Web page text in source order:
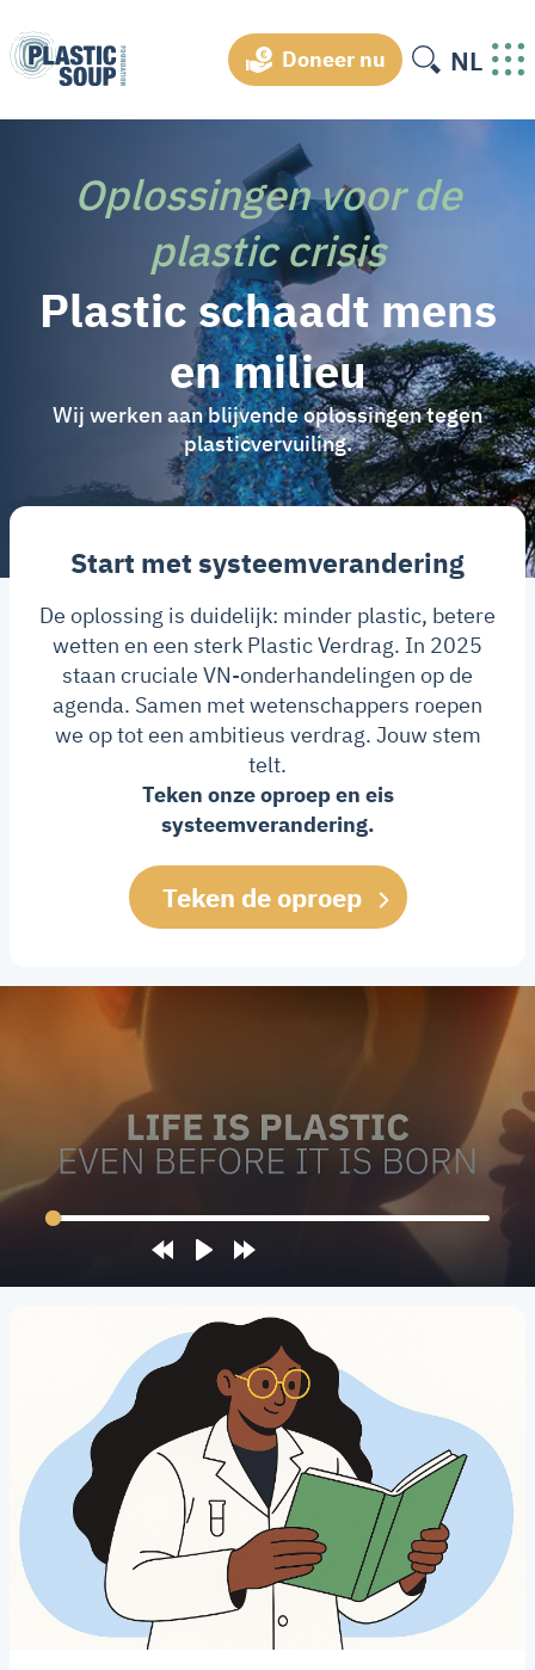
Doneer nu NL
Oplossingen voor de
plastic crisis
Plastic schaadt mens
en milieu
Wij werken aan blijvende oplossingen tegen
plasticvervuiling.
Start met systeemverandering
De oplossing is duidelijk: minder plastic, betere
wetten en een sterk Plastic Verdrag. In 2025
staan cruciale VN-onderhandelingen op de
agenda. Samen met wetenschappers roepen
we op tot een ambitieus verdrag. Jouw stem
telt.
Teken onze oproep en eis
systeemverandering.
Teken de oproep